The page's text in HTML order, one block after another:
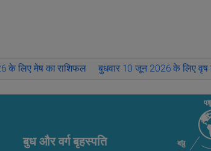
के लिए मेष का राशिफल बुधवार 10 जून 2026 के लिए वृष
बुध और वर्ग बृहस्पति बुध